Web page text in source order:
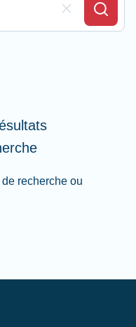
Clear Field
Search
recherche ou